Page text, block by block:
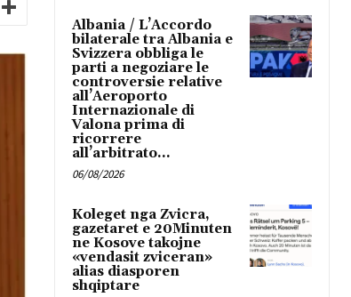
Albania / L’Accordo
bilaterale tra Albania e
Svizzera obbliga le
parti a negoziare le
controversie relative
all’Aeroporto
Internazionale di
Valona prima di
ricorrere
all’arbitrato...
06/08/2026
Koleget nga Zvicra,
gazetaret e 20Minuten
ne Kosove takojne
«vendasit zviceran»
alias diasporen
shqiptare